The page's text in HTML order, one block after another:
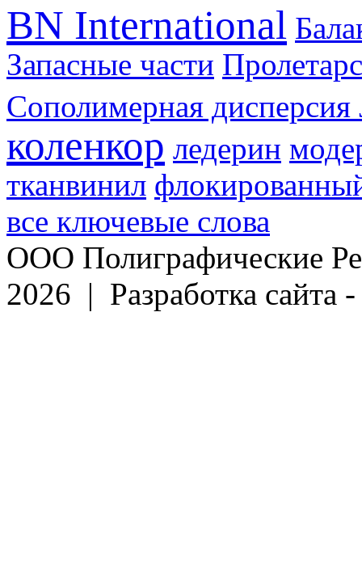
BN International
Запасные части
Сополимерная дисперсия
коленкор ледерин
тканвинил
все ключевые слова
ООО Полиграфические
2026 | Разработка сайта